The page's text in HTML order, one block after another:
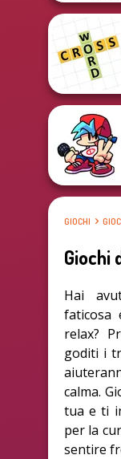
GIOCHI
Giochi
Hai
relax?
goditi i
calma.
tua e ti
per la
sentire